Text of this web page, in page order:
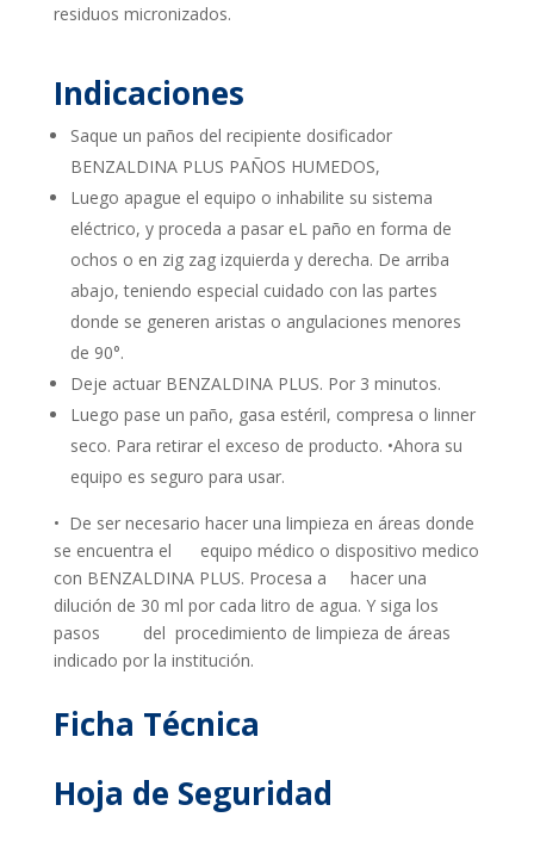
residuos micronizados.
Indicaciones
Saque un paños del recipiente dosificador
BENZALDINA PLUS PAÑOS HUMEDOS,
Luego apague el equipo o inhabilite su sistema
eléctrico, y proceda a pasar eL paño en forma de
ochos o en zig zag izquierda y derecha. De arriba
abajo, teniendo especial cuidado con las partes
donde se generen aristas o angulaciones menores
de 90°.
Deje actuar BENZALDINA PLUS. Por 3 minutos.
Luego pase un paño, gasa estéril, compresa o linner
seco. Para retirar el exceso de producto. •Ahora su
equipo es seguro para usar.
• De ser necesario hacer una limpieza en áreas donde
se encuentra el equipo médico o dispositivo medico
con BENZALDINA PLUS. Procesa a hacer una
dilución de 30 ml por cada litro de agua. Y siga los
pasos del procedimiento de limpieza de áreas
indicado por la institución.
Ficha Técnica
Hoja de Seguridad